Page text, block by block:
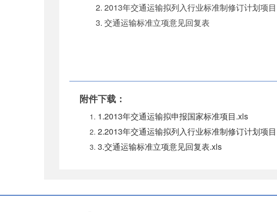
2. 2013年交通运输拟列入行业标准制修订计划项目
3. 交通运输标准立项意见回复表
附件下载：
1.2013年交通运输拟申报国家标准项目.xls
2.2013年交通运输拟列入行业标准制修订计划项
3.交通运输标准立项意见回复表.xls